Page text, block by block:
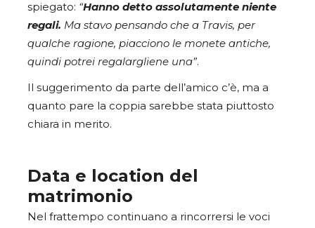
spiegato: “Hanno detto assolutamente niente
regali. Ma stavo pensando che a Travis, per
qualche ragione, piacciono le monete antiche,
quindi potrei regalargliene una”.
Il suggerimento da parte dell’amico c’è, ma a
quanto pare la coppia sarebbe stata piuttosto
chiara in merito.
Data e location del
matrimonio
Nel frattempo continuano a rincorrersi le voci